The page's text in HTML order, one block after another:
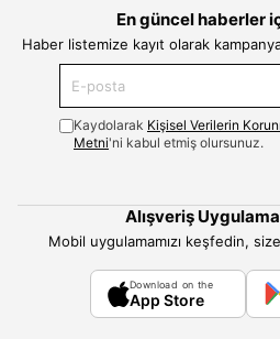
En güncel haberler
Haber listemize kayıt olarak
Kaydolarak Kişisel Verilerin
Metni'ni kabul etmiş olursunuz.
Alışveriş
Mobil uygulamamızı keşfedin,
Download on the
App Store